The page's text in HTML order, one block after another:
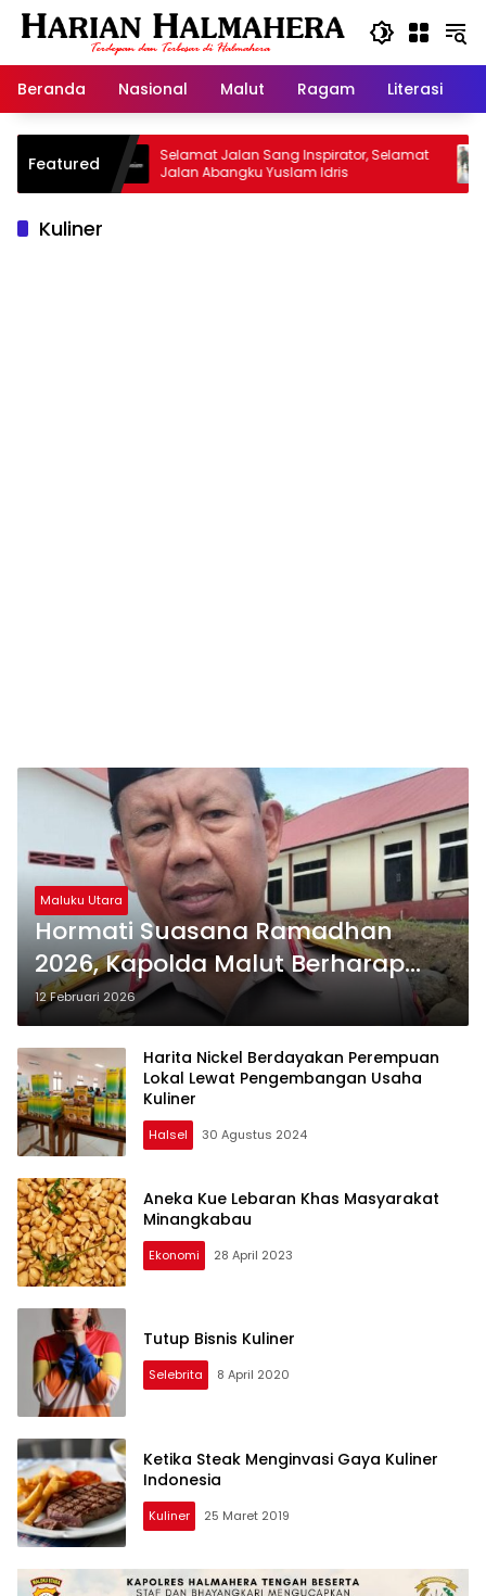
Langsung
Beranda
Nasional Malut Ragam Literasi
Featured
Selamat Jalan Sang Inspirator, Selamat
Jalan Abangku Yuslam Idris
Kuliner
Maluku Utara
Hormati Suasana Ramadhan
2026, Kapolda Malut Berharap
THM Beralih Sementara ke Bisnis
Kuliner
12 Februari 2026
Harita Nickel Berdayakan Perempuan
Lokal Lewat Pengembangan Usaha
Kuliner
Halsel 30 Agustus 2024
Aneka Kue Lebaran Khas Masyarakat
Minangkabau
Ekonomi 28 April 2023
Tutup Bisnis Kuliner
Selebrita 8 April 2020
Ketika Steak Menginvasi Gaya Kuliner
Indonesia
Kuliner 25 Maret 2019